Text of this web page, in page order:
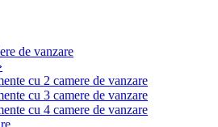
de vanzare
cu 2 camere de vanzare
cu 3 camere de vanzare
cu 4 camere de vanzare